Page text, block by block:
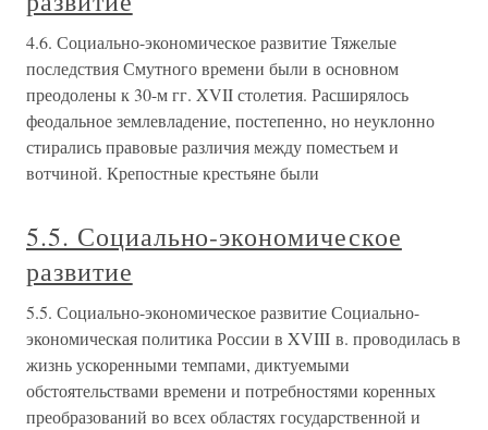
4.6. Социально-экономическое развитие Тяжелые
последствия Смутного времени были в основном
преодолены к 30-м гг. XVII столетия. Расширялось
феодальное землевладение, постепенно, но неуклонно
стирались правовые различия между поместьем и
вотчиной. Крепостные крестьяне были
5.5. Социально-экономическое
развитие
5.5. Социально-экономическое развитие Социально-
экономическая политика России в XVIII в. проводилась в
жизнь ускоренными темпами, диктуемыми
обстоятельствами времени и потребностями коренных
преобразований во всех областях государственной и